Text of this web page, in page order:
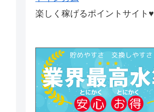
楽しく稼げるポイントサイト♥